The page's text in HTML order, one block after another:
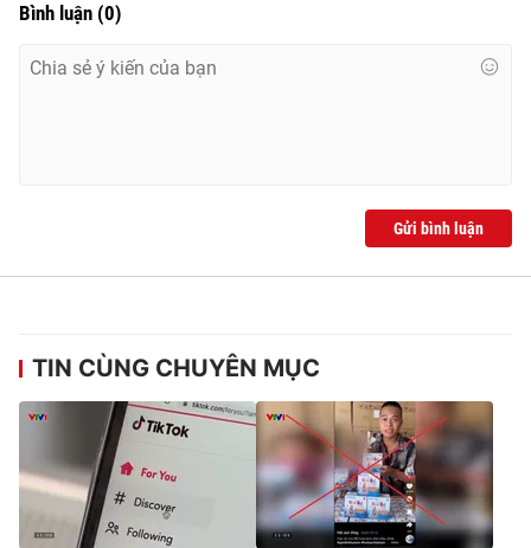
Bình luận (0)
Gửi bình luận
TIN CÙNG CHUYÊN MỤC